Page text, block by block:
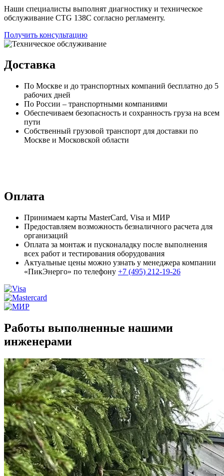
Наши специалисты выполнят диагностику и техническое
обслуживание CTG 138C согласно регламенту.
Получить консультацию
Доставка
По Москве и до транспортных компаний бесплатно до 5
рабочих дней
По России – транспортными компаниями
Обеспечиваем безопасность и сохранность груза на всем
пути
Собственный грузовой транспорт для доставки по
Москве и Московской области
Оплата
Принимаем карты MasterCard, Visa и МИР
Предоставляем возможность безналичного расчета для
организаций
Оплата за монтаж и пусконаладку после выполнения
всех работ и тестирования оборудования
Актуальные цены можно узнать у менеджера компании
«ПикЭнерго» по телефону +7 (495) 212-19-26
Работы выполненные нашими
инженерами